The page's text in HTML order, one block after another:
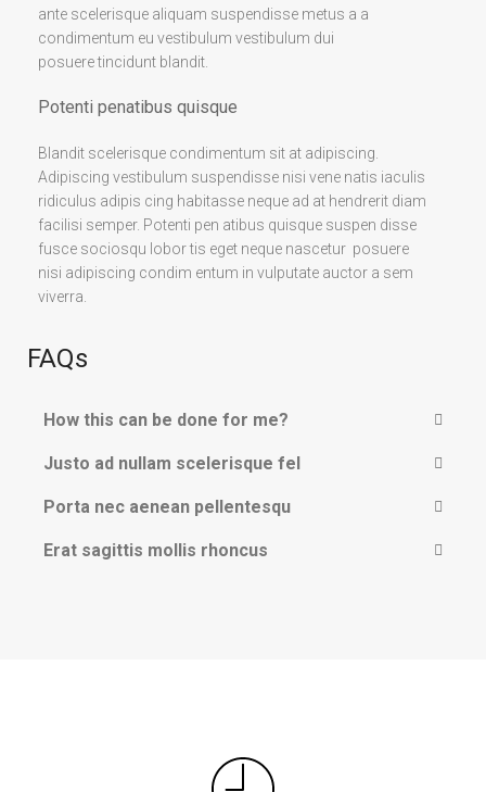
ante scelerisque aliquam suspendisse metus a a
condimentum eu vestibulum vestibulum dui
posuere tincidunt blandit.
Potenti penatibus quisque
Blandit scelerisque condimentum sit at adipiscing.
Adipiscing vestibulum suspendisse nisi vene natis iaculis
ridiculus adipis cing habitasse neque ad at hendrerit diam
facilisi semper. Potenti pen atibus quisque suspen disse
fusce sociosqu lobor tis eget neque nascetur posuere
nisi adipiscing condim entum in vulputate auctor a sem
viverra.
FAQs
How this can be done for me?
Justo ad nullam scelerisque fel
Porta nec aenean pellentesqu
Erat sagittis mollis rhoncus